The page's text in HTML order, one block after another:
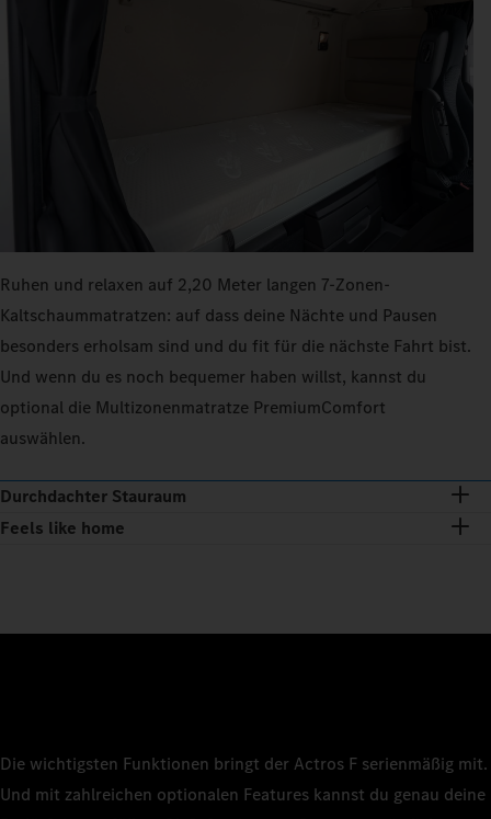
Ruhen und relaxen auf 2,20 Meter langen 7‑Zonen-
Kaltschaummatratzen: auf dass deine Nächte und Pausen
besonders erholsam sind und du fit für die nächste Fahrt bist.
Und wenn du es noch bequemer haben willst, kannst du
optional die Multizonenmatratze PremiumComfort
auswählen.
Durchdachter Stauraum
Feels like home
Die wichtigsten Funktionen bringt der Actros F serienmäßig mit.
Und mit zahlreichen optionalen Features kannst du genau deine